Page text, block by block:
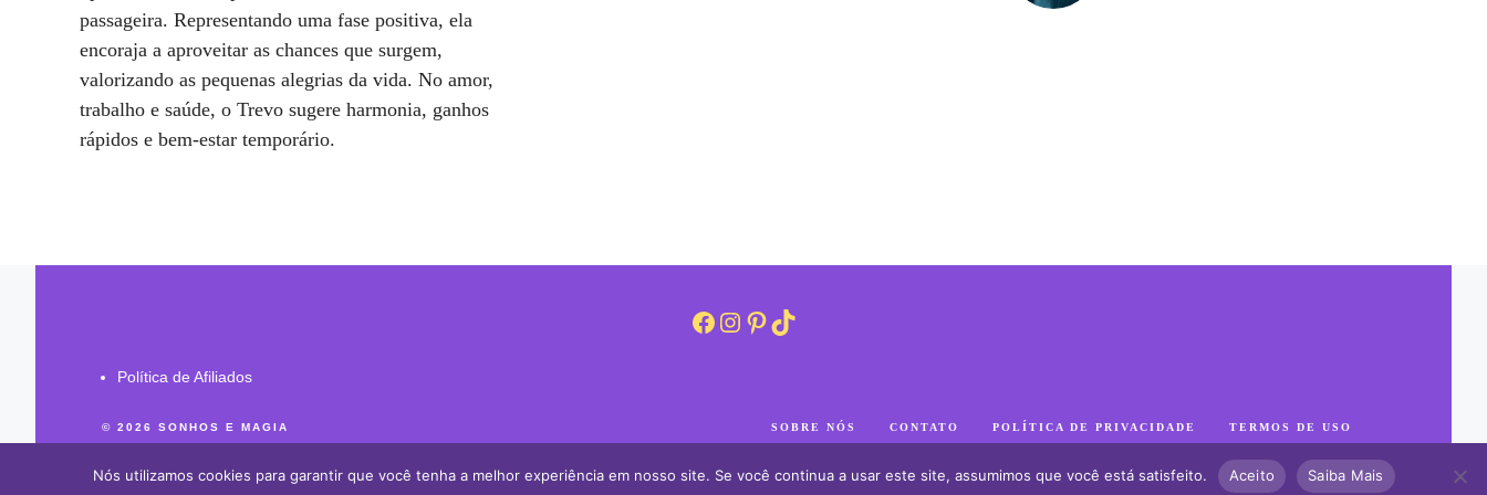
passageira. Representando uma fase positiva, ela
encoraja a aproveitar as chances que surgem,
valorizando as pequenas alegrias da vida. No amor,
trabalho e saúde, o Trevo sugere harmonia, ganhos
rápidos e bem-estar temporário.
Facebook
Instagram
Pinterest
TikTok
Política de Afiliados
© 2026 SONHOS E MAGIA SOBRE NÓS CONTATO POLÍTICA DE PRIVACIDADE TERMOS DE USO
Nós utilizamos cookies para garantir que você tenha a melhor experiência em nosso site. Se você continua a usar este site, assumimos que você está satisfeito. Aceito Saiba Mais